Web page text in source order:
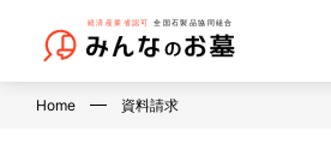
Home 資料請求